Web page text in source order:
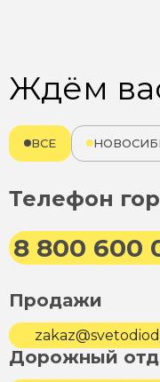
Ждём
ВСЕ
Телефон
8 800 600
Продажи
Дорожный